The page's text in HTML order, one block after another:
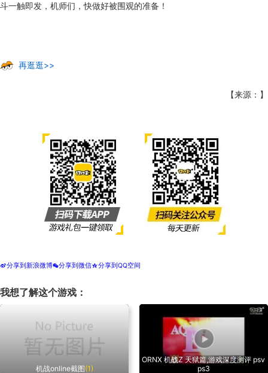
斗一触即发，机师们，快做好被围观的准备！
再逛逛>>
【来源：】
t分享到新浪微博w分享到微信z分享到QQ空间
我想了解这个游戏：
机战online截图(1)
ORNX 机战Z 天狱篇,游戏深度测评 psv
ps3